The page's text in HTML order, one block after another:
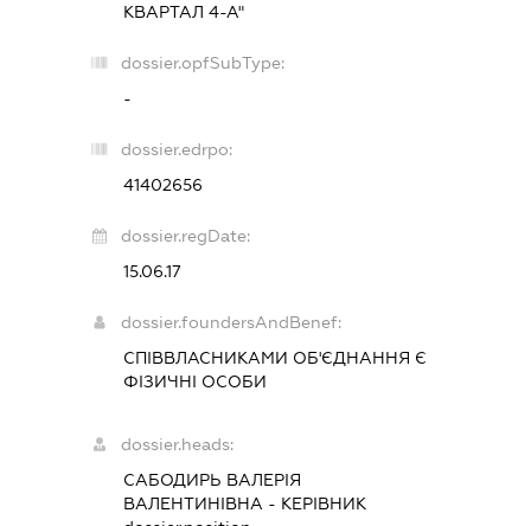
КВАРТАЛ 4-А"
dossier.opfSubType:
-
dossier.edrpo:
41402656
dossier.regDate:
15.06.17
dossier.foundersAndBenef:
СПІВВЛАСНИКАМИ ОБ'ЄДНАННЯ Є
ФІЗИЧНІ ОСОБИ
dossier.heads:
САБОДИРЬ ВАЛЕРІЯ
ВАЛЕНТИНІВНА - КЕРІВНИК